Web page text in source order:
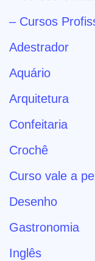
– Cursos
Adestrador
Aquário
Arquitetura
Confeitaria
Crochê
Curso vale a
Desenho
Gastronomia
Inglês